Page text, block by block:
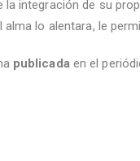
la integración de su
alma lo alentara, le
publicadaen el